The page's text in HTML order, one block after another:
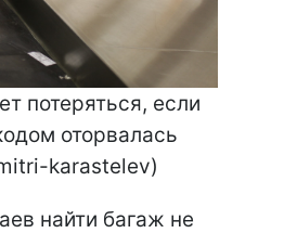
потеряться, если
оторвалась
karastelev)
найти багаж не